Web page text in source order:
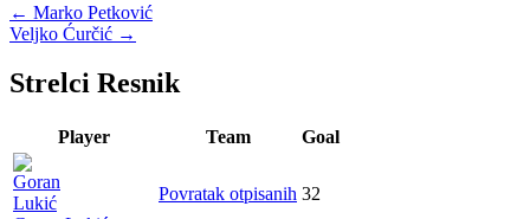
← Marko Petković
Veljko Ćurčić →
Strelci Resnik
Player Team Goal
Povratak otpisanih 32